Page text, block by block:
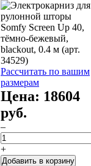
Рассчитать по вашим
размерам
Цена: 18604
руб.
–
+
Добавить в корзину